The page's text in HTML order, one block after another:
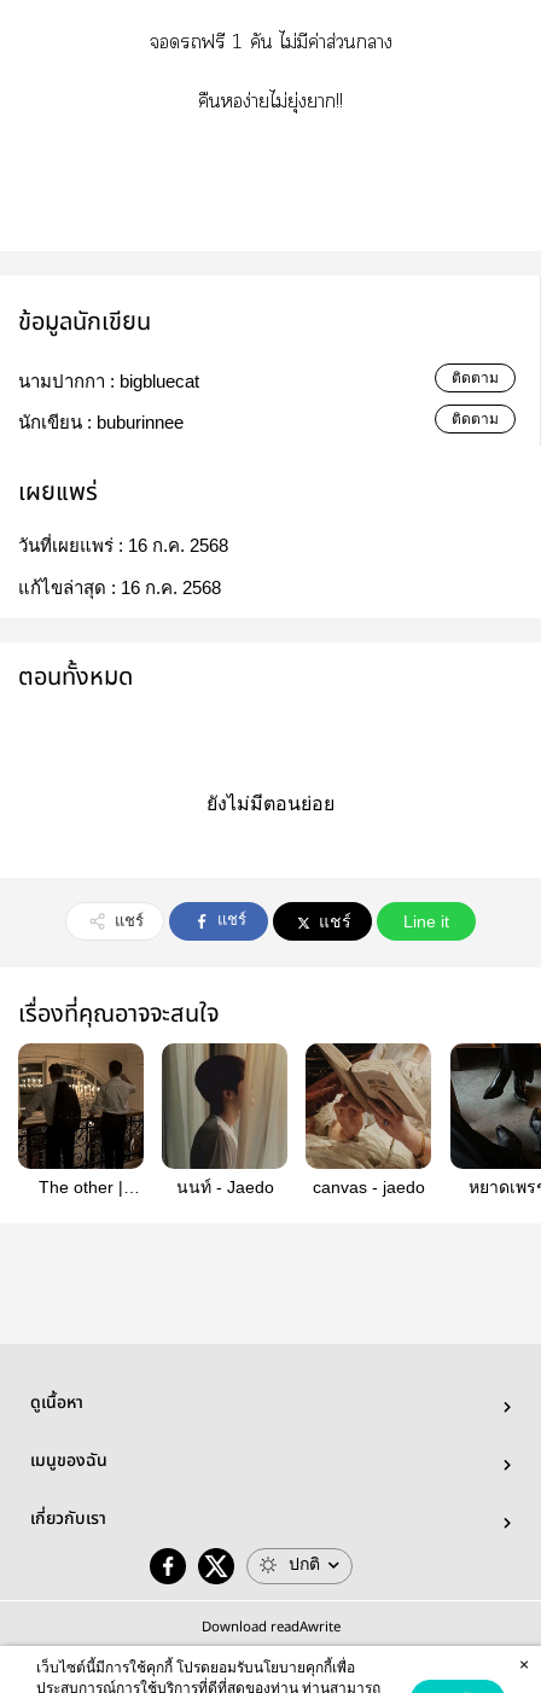
จอดรถฟรี 1 คัน ไม่มีค่าส่วนกลาง
คืนหอง่ายไม่ยุ่งยาก!!
ข้อมูลนักเขียน
นามปากกา : bigbluecat ติดตาม
นักเขียน : buburinnee ติดตาม
เผยแพร่
วันที่เผยแพร่ : 16 ก.ค. 2568
แก้ไขล่าสุด : 16 ก.ค. 2568
ตอนทั้งหมด
ยังไม่มีตอนย่อย
แชร์ แชร์ แชร์ Line it
เรื่องที่คุณอาจจะสนใจ
The other |
นนท์ - Jaedo canvas - jaedo
หยาดเพ
ดูเนื้อหา
เมนูของฉัน
เกี่ยวกับเรา
ปกติ
Download readAwrite
เว็บไซต์นี้มีการใช้คุกกี้ โปรดยอมรับนโยบายคุกกี้เพื่อ
ประสบการณ์การใช้บริการที่ดีที่สุดของท่าน ท่านสามารถ
×